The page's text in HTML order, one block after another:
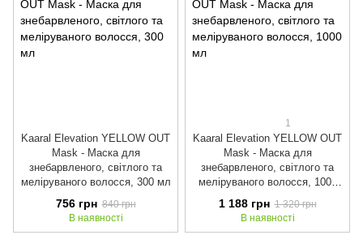
Kaaral Elevation YELLOW OUT
Mask - Маска для
знебарвленого, світлого та
меліруваного волосся, 300 мл
756 грн 840 грн
В наявності
1
Kaaral Elevation YELLOW OUT
Mask - Маска для
знебарвленого, світлого та
меліруваного волосся, 1000
1 188 грн 1 320 грн
В наявності